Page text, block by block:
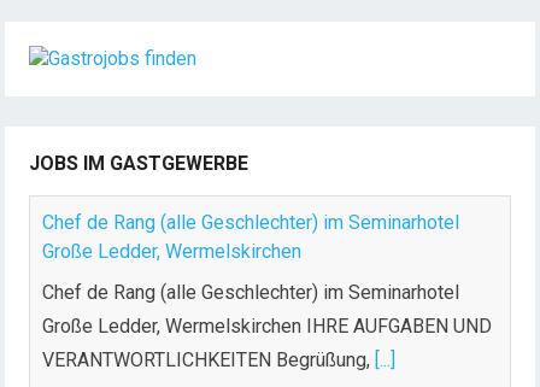
JOBS IM GASTGEWERBE
Chef de Rang (alle Geschlechter) im Seminarhotel
Große Ledder, Wermelskirchen
Chef de Rang (alle Geschlechter) im Seminarhotel
Große Ledder, Wermelskirchen IHRE AUFGABEN UND
VERANTWORTLICHKEITEN Begrüßung, [...]